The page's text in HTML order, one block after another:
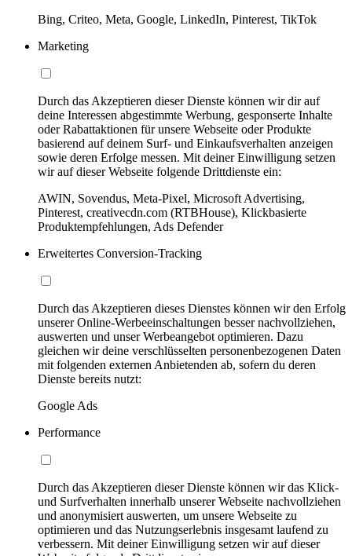
Bing, Criteo, Meta, Google, LinkedIn, Pinterest, TikTok
Marketing
Durch das Akzeptieren dieser Dienste können wir dir auf
deine Interessen abgestimmte Werbung, gesponserte Inhalte
oder Rabattaktionen für unsere Webseite oder Produkte
basierend auf deinem Surf- und Einkaufsverhalten anzeigen
sowie deren Erfolge messen. Mit deiner Einwilligung setzen
wir auf dieser Webseite folgende Drittdienste ein:
AWIN, Sovendus, Meta-Pixel, Microsoft Advertising,
Pinterest, creativecdn.com (RTBHouse), Klickbasierte
Produktempfehlungen, Ads Defender
Erweitertes Conversion-Tracking
Durch das Akzeptieren dieses Dienstes können wir den Erfolg
unserer Online-Werbeeinschaltungen besser nachvollziehen,
auswerten und unser Werbeangebot optimieren. Dazu
gleichen wir deine verschlüsselten personenbezogenen Daten
mit folgenden externen Anbietenden ab, sofern du deren
Dienste bereits nutzt:
Google Ads
Performance
Durch das Akzeptieren dieser Dienste können wir das Klick-
und Surfverhalten innerhalb unserer Webseite nachvollziehen
und anonymisiert auswerten, um unsere Webseite zu
optimieren und das Nutzungserlebnis insgesamt laufend zu
verbessern. Mit deiner Einwilligung setzen wir auf dieser